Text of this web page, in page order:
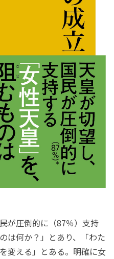
が圧倒的に（87％）支持
は何か？」とあり、「わた
変える」とある。明確に女